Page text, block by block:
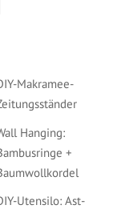
Makramee-
Hanging:
+
Utensilo: Ast-